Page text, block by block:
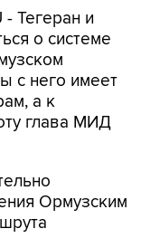
- Тегеран и
о системе
с него имеет
а к
глава МИД
Ормузским